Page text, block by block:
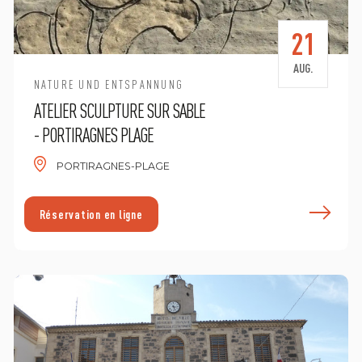
savoir plus
NATURE UND ENTSPANNUNG
ATELIER SCULPTURE SUR SABLE
- PORTIRAGNES PLAGE
PORTIRAGNES-PLAGE
21
AUG.
Réservation en ligne